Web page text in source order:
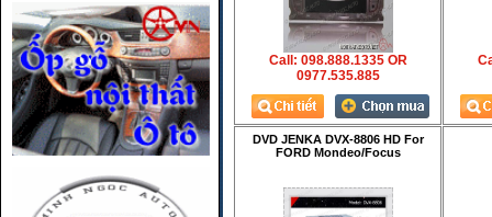
Call: 098.888.1335 OR
0977.535.885
DVD JENKA DVX-8806 HD For
FORD Mondeo/Focus